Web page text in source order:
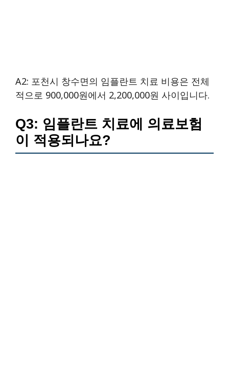
A2: 포천시 창수면의 임플란트 치료 비용은 전체
적으로 900,000원에서 2,200,000원 사이입니다.
Q3: 임플란트 치료에 의료보험
이 적용되나요?